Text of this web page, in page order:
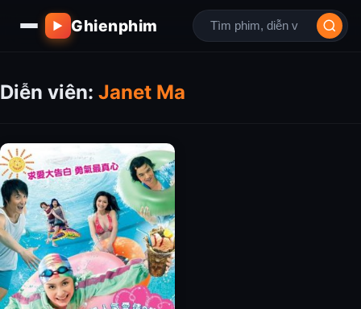
▶ Ghienphim
Diễn viên: Janet Ma